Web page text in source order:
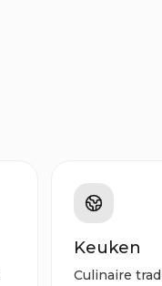
Keuken
Culinaire